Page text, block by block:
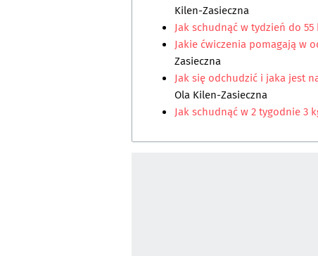
Kilen-Zasieczna
Jak schudnąć w tydzień do 55
Jakie ćwiczenia pomagają w
Zasieczna
Jak się odchudzić i jaka jest
Ola Kilen-Zasieczna
Jak schudnąć w 2 tygodnie 3